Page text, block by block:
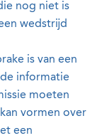
nog niet is
wedstrijd
is van een
informatie
moeten
vormen over
een